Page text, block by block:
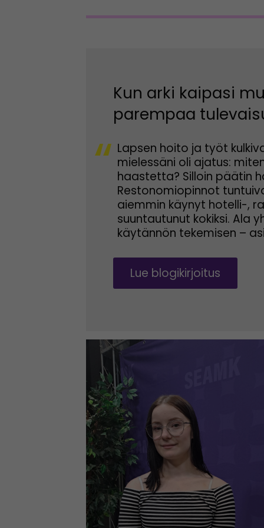
Kun arki kaipasi
parempaa
“ Lapsen hoito ja työt
mielessäni oli ajatus:
haastetta? Silloin päätin
Restonomiopinnot
aiemmin käynyt hotelli-,
suuntautunut kokiksi. Ala
käytännön tekemisen –
Lue blogikirjoitus